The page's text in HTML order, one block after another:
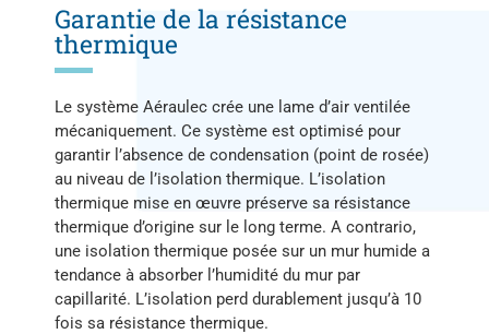
Garantie de la résistance
thermique ​
Le système Aéraulec crée une lame d’air ventilée
mécaniquement. Ce système est optimisé pour
garantir l’absence de condensation (point de rosée)
au niveau de l’isolation thermique. L’isolation
thermique mise en œuvre préserve sa résistance
thermique d’origine sur le long terme. A contrario,
une isolation thermique posée sur un mur humide a
tendance à absorber l’humidité du mur par
capillarité. L’isolation perd durablement jusqu’à 10
fois sa résistance thermique.